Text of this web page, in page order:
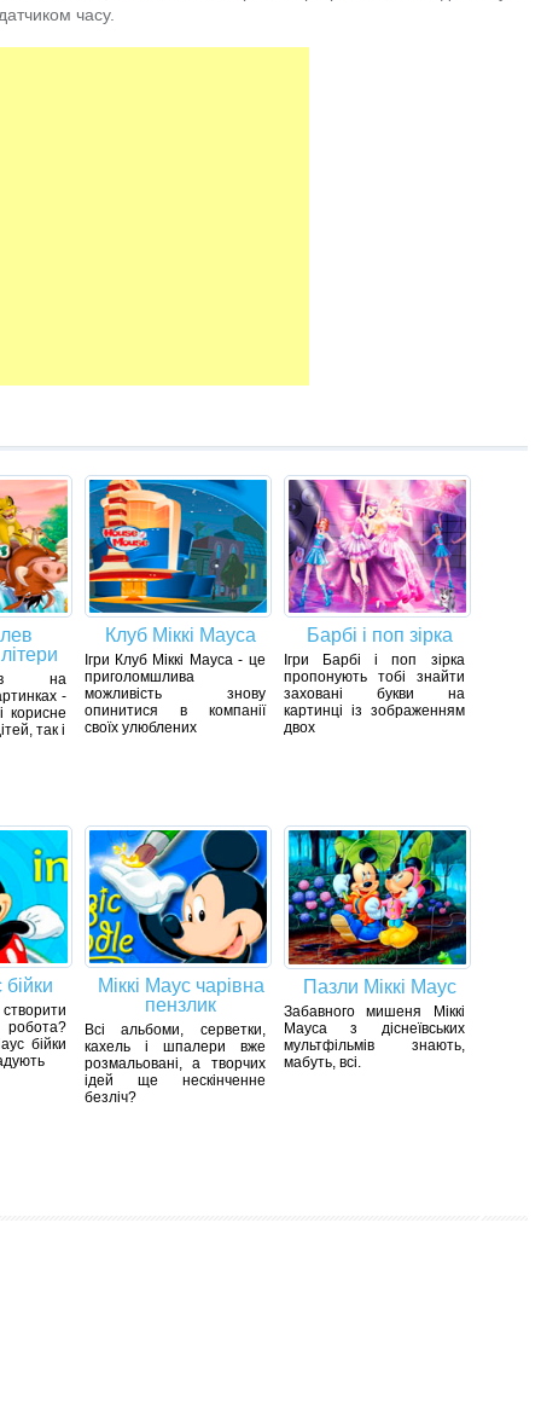
часу.
на
-
корисне
так і
Клуб Міккі Мауса
Ігри Клуб Міккі Мауса - це
приголомшлива
можливість знову
опинитися в компанії
своїх улюблених
Барбі і поп зірка
Ігри Барбі і поп зірка
пропонують тобі знайти
заховані букви на
картинці із зображенням
двох
бійки
робота?
бійки
Міккі Маус чарівна
пензлик
Всі альбоми, серветки,
кахель і шпалери вже
розмальовані, а творчих
ідей ще нескінченне
безліч?
Пазли Міккі Маус
Забавного мишеня Міккі
Мауса з діснеївських
мультфільмів знають,
мабуть, всі.